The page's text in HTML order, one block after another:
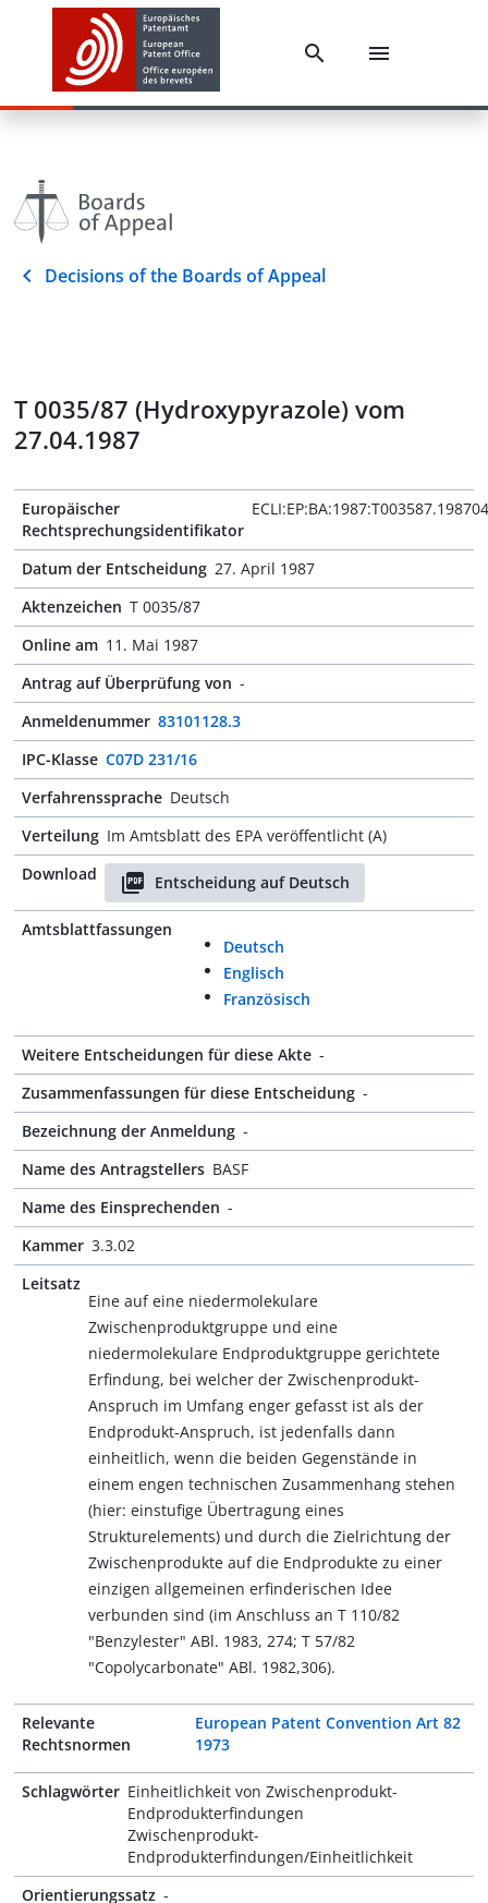
Decisions of the Boards of Appeal
T 0035/87 (Hydroxypyrazole) vom
27.04.1987
Europäischer
Rechtsprechungsidentifikator
Datum der Entscheidung 27. April 1987
Aktenzeichen T 0035/87
Online am 11. Mai 1987
Antrag auf Überprüfung von -
Anmeldenummer 83101128.3
IPC-Klasse C07D 231/16
Verfahrenssprache Deutsch
Verteilung Im Amtsblatt des EPA veröffentlicht (A)
Download
Entscheidung auf Deutsch
Amtsblattfassungen
Deutsch
Englisch
Französisch
Weitere Entscheidungen für diese Akte -
Zusammenfassungen für diese Entscheidung -
Bezeichnung der Anmeldung -
Name des Antragstellers BASF
Name des Einsprechenden -
Kammer 3.3.02
Leitsatz
Eine auf eine niedermolekulare
Zwischenproduktgruppe und eine
niedermolekulare Endproduktgruppe gerichtete
Erfindung, bei welcher der Zwischenprodukt-
Anspruch im Umfang enger gefasst ist als der
Endprodukt-Anspruch, ist jedenfalls dann
einheitlich, wenn die beiden Gegenstände in
einem engen technischen Zusammenhang stehen
(hier: einstufige Übertragung eines
Strukturelements) und durch die Zielrichtung der
Zwischenprodukte auf die Endprodukte zu einer
einzigen allgemeinen erfinderischen Idee
verbunden sind (im Anschluss an T 110/82
"Benzylester" ABl. 1983, 274; T 57/82
"Copolycarbonate" ABl. 1982,306).
Relevante
Rechtsnormen
European Patent Convention Art 82
1973
Schlagwörter Einheitlichkeit von Zwischenprodukt-
Endprodukterfindungen
Zwischenprodukt-
Endprodukterfindungen/Einheitlichkeit
Orientierungssatz -